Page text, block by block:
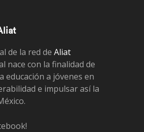
de la red de Aliat
nace con la finalidad de
educación a jóvenes en
e impulsar así la